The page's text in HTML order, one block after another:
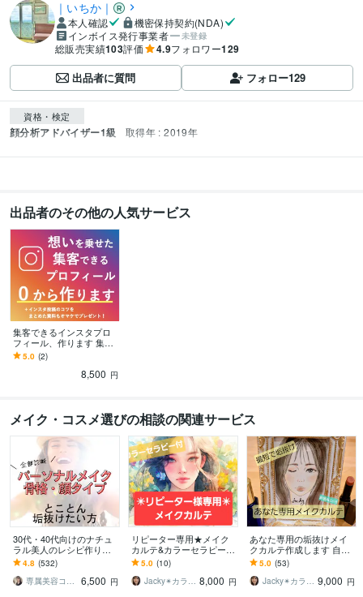
｜いちか｜
本人確認
機密保持契約(NDA)
インボイス発行事業者
未登録
総販売実績103評価 4.9フォロワー129
出品者に質問 フォロー129
資格・検定
顔分析アドバイザー1級 取得年 : 2019年
出品者のその他の人気サービス
集客できるインスタプロ
フィール、作ります 集客
できない！何を書いてい
いかわからない！を解消
5.0 (2)
8,500 円
メイク・コスメ選びの相談の関連サービス
30代・40代向けのナチュ
ラル美人のレシピ作りま
す “整えメイク”アドバイ
ス｜大人のためのシンプ
ルメイク術
4.8 (532)
専属美容コーチ☆Moe
6,500 円
リピーター専用★メイク
カルテ&カラーセラピーし
ます カラーセラピー&ア
フターフォロー付メイク
法&メイク商品お伝え
5.0 (10)
Jacky✴カラービューティーセラピスト 8,000 円
あなた専用の垢抜けメイ
クカルテ作成します 自分
に似合う垢抜けメイクで
自己肯定感Up☆しっかり
寄り添い
5.0 (53)
Jacky✴カラービューティーセラピスト 9,000 円